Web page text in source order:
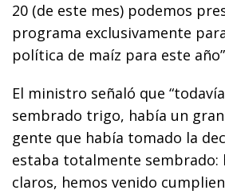
20 (de este mes) podemos
programa exclusivamente
política de maíz para este
El ministro señaló que
sembrado trigo, había un
gente que había tomado la
estaba totalmente sembrado:
claros, hemos venido